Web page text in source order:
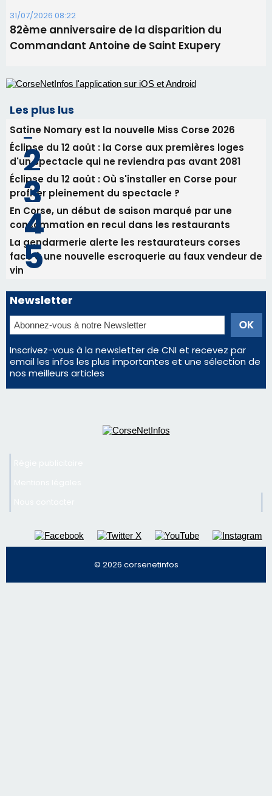
31/07/2026 08:22
82ème anniversaire de la disparition du
Commandant Antoine de Saint Exupery
Les plus lus
Satine Nomary est la nouvelle Miss Corse 2026
Éclipse du 12 août : la Corse aux premières loges
d'un spectacle qui ne reviendra pas avant 2081
Éclipse du 12 août : Où s'installer en Corse pour
profiter pleinement du spectacle ?
En Corse, un début de saison marqué par une
consommation en recul dans les restaurants
La gendarmerie alerte les restaurateurs corses
face à une nouvelle escroquerie au faux vendeur de
vin
Newsletter
Inscrivez-vous à la newsletter de CNI et recevez par
email les infos les plus importantes et une sélection de
nos meilleurs articles
© 2026 corsenetinfos